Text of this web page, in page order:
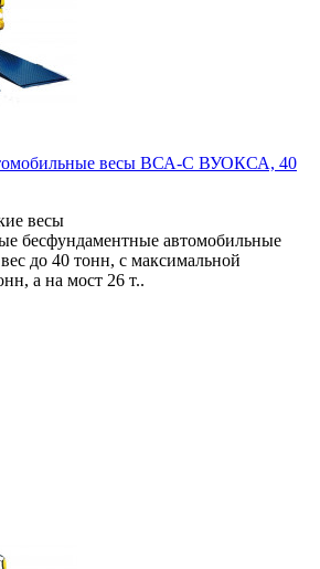
весы ВСА-С ВУОКСА, 40
весы
бесфундаментные автомобильные
до 40 тонн, с максимальной
а на мост 26 т..